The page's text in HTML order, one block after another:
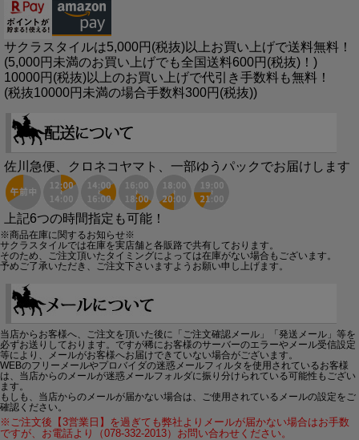
サクラスタイルは5,000円(税抜)以上お買い上げで送料無料！
(5,000円未満のお買い上げでも全国送料600円(税抜)！)
10000円(税抜)以上のお買い上げで代引き手数料も無料！
(税抜10000円未満の場合手数料300円(税抜))
佐川急便、クロネコヤマト、一部ゆうパックでお届けします
上記6つの時間指定も可能！
※商品在庫に関するお知らせ※
サクラスタイルでは在庫を実店舗と各販路で共有しております。
そのため、ご注文頂いたタイミングによっては在庫がない場合もございます。
予めご了承いただき、ご注文下さいますようお願い申し上げます。
当店からお客様へ、ご注文を頂いた後に「ご注文確認メール」「発送メール」等を
必ずお送りしております。ですが稀にお客様のサーバーのエラーやメール受信設定
等により、メールがお客様へお届けできていない場合がございます。
WEBのフリーメールやプロバイダの迷惑メールフィルタを使用されているお客様
は、当店からのメールが迷惑メールフォルダに振り分けられている可能性もござい
ます。
もしも、当店からのメールが届かない場合は、ご使用されているメールの設定をご
確認ください。
※ご注文後【3営業日】を過ぎても弊社よりメールが届かない場合はお手数
ですが、お電話より（078-332-2013）お問い合わせください。